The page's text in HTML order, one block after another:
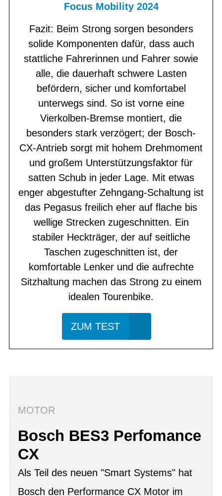
Focus Mobility 2024
Fazit: Beim Strong sorgen besonders
solide Komponenten dafür, dass auch
stattliche Fahrerinnen und Fahrer sowie
alle, die dauerhaft schwere Lasten
befördern, sicher und komfortabel
unterwegs sind. So ist vorne eine
Vierkolben-Bremse montiert, die
besonders stark verzögert; der Bosch-
CX-Antrieb sorgt mit hohem Drehmoment
und großem Unterstützungsfaktor für
satten Schub in jeder Lage. Mit etwas
enger abgestufter Zehngang-Schaltung ist
das Pegasus freilich eher auf flache bis
wellige Strecken zugeschnitten. Ein
stabiler Heckträger, der auf seitliche
Taschen zugeschnitten ist, der
komfortable Lenker und die aufrechte
Sitzhaltung machen das Strong zu einem
idealen Tourenbike.
ZUM TEST
MOTOR
Bosch BES3 Perfomance
CX
Als Teil des neuen "Smart Systems" hat
Bosch den Performance CX Motor im